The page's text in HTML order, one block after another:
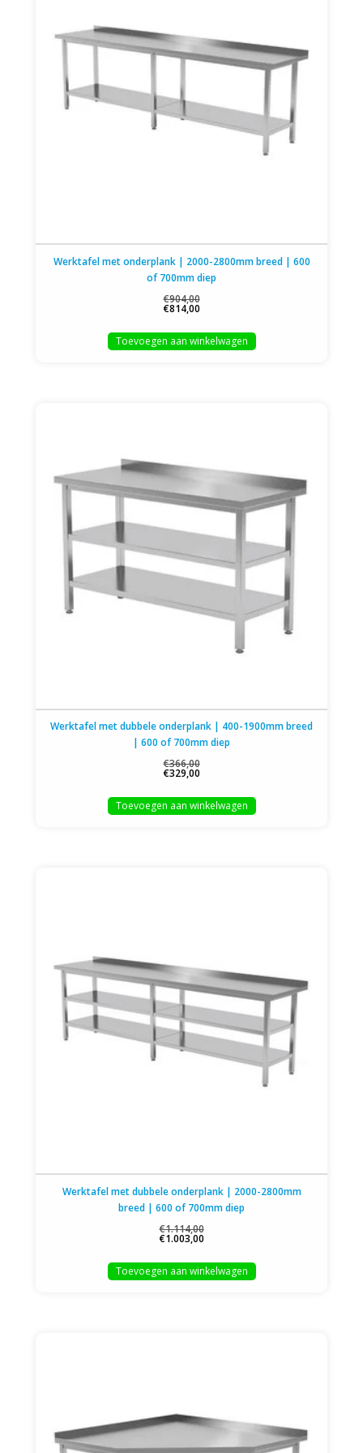
Werktafel met onderplank | 2000-2800mm breed | 600
of 700mm diep
€904,00
€814,00
Toevoegen aan winkelwagen
Werktafel met dubbele onderplank | 400-1900mm breed
| 600 of 700mm diep
€366,00
€329,00
Toevoegen aan winkelwagen
Werktafel met dubbele onderplank | 2000-2800mm
breed | 600 of 700mm diep
€1.114,00
€1.003,00
Toevoegen aan winkelwagen